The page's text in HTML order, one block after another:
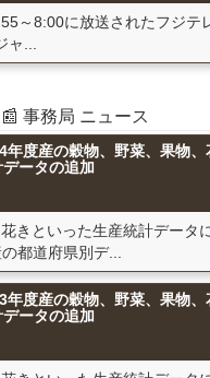
～8:00に放送されたフジテ
ャ...
📰 事務局 ニュース
年度産の穀物、野菜、果物、
ータの追加
きといった生産統計データ
都道府県別デ...
年度産の穀物、野菜、果物、
ータの追加